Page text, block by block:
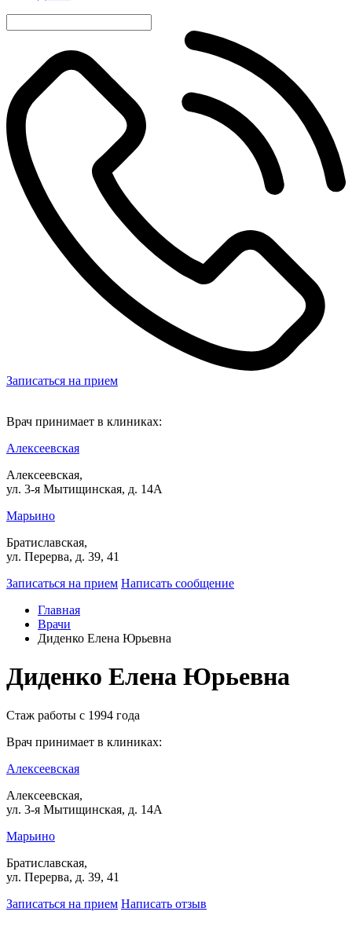
Записаться на прием
Врач принимает в клиниках:
Алексеевская
Алексеевская,
ул. 3-я Мытищинская, д. 14А
Марьино
Братиславская,
ул. Перерва, д. 39, 41
Записаться на прием Написать сообщение
Главная
Врачи
Диденко Елена Юрьевна
Диденко Елена Юрьевна
Стаж работы с 1994 года
Врач принимает в клиниках:
Алексеевская
Алексеевская,
ул. 3-я Мытищинская, д. 14А
Марьино
Братиславская,
ул. Перерва, д. 39, 41
Записаться на прием Написать отзыв